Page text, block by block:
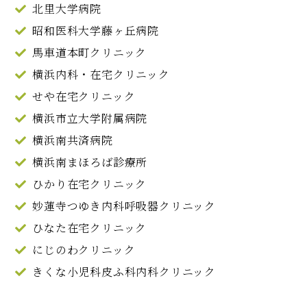
北里大学病院
昭和医科大学藤ヶ丘病院
馬車道本町クリニック
横浜内科・在宅クリニック
せや在宅クリニック
横浜市立大学附属病院
横浜南共済病院
横浜南まほろば診療所
ひかり在宅クリニック
妙蓮寺つゆき内科呼吸器クリニック
ひなた在宅クリニック
にじのわクリニック
きくな小児科皮ふ科内科クリニック